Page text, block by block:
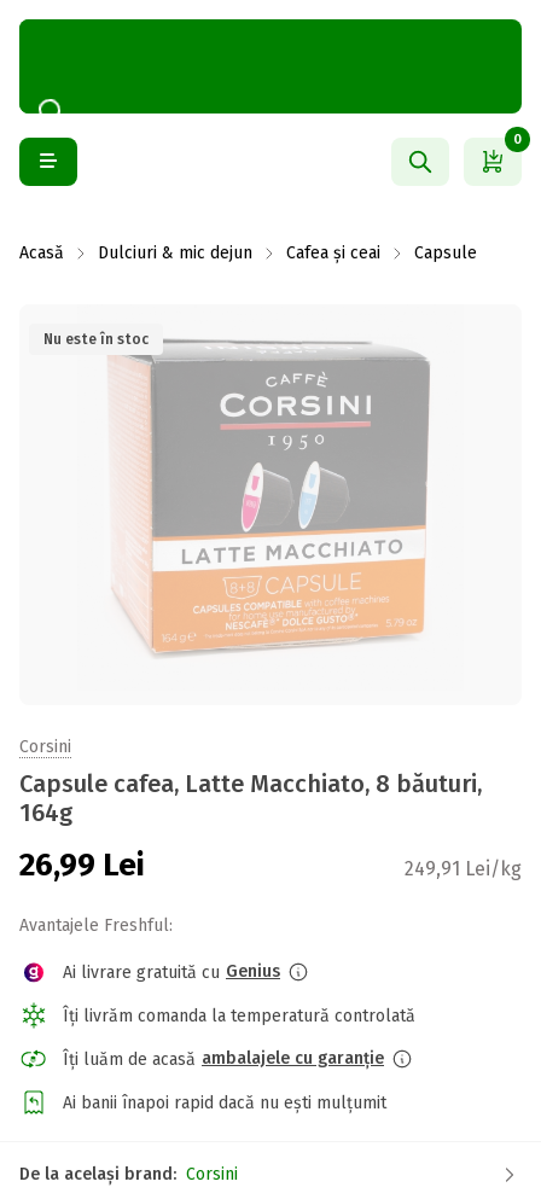
0
Acasă Dulciuri & mic dejun Cafea și ceai Capsule
Nu este în stoc
Corsini
Capsule cafea, Latte Macchiato, 8 băuturi,
164g
26,99 Lei 249,91 Lei/kg
Avantajele Freshful:
Ai livrare gratuită cu Genius
Îți livrăm comanda la temperatură controlată
Îți luăm de acasă ambalajele cu garanție
Ai banii înapoi rapid dacă nu ești mulțumit
De la același brand: Corsini